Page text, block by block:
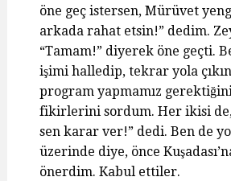
öne geç istersen, Mürüvet
arkada rahat etsin!” dedim.
“Tamam!” diyerek öne geçti.
işimi halledip, tekrar yola
program yapmamız
fikirlerini sordum. Her ikisi
sen karar ver!” dedi. Ben de
üzerinde diye, önce
önerdim. Kabul ettiler.